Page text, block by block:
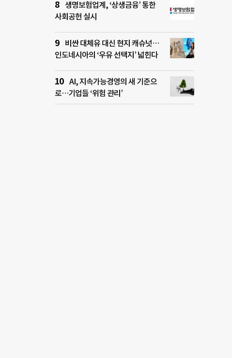
생명보험업계, ‘상생금융’ 통한
사회공헌 실시
비싼 대체유 대신 현지 캐슈넛…
인도네시아의 ‘우유 선택지’ 넓힌다
AI, 지속가능경영의 새 기준으
로…기업들 ‘위험 관리’